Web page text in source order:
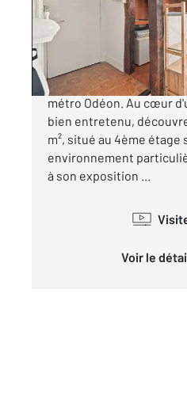
Appartement
190 000
Paris 6ème : Rue
métro Odéon. Au cœur
bien entretenu,
m², situé au 4ème
environnement
à son exposition ...
Voir le